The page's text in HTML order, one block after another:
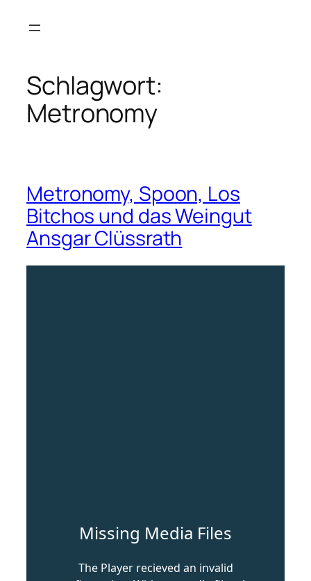
Inhalt
Schlagwort:
Metronomy
Metronomy, Spoon, Los
Bitchos und das Weingut
Ansgar Clüssrath